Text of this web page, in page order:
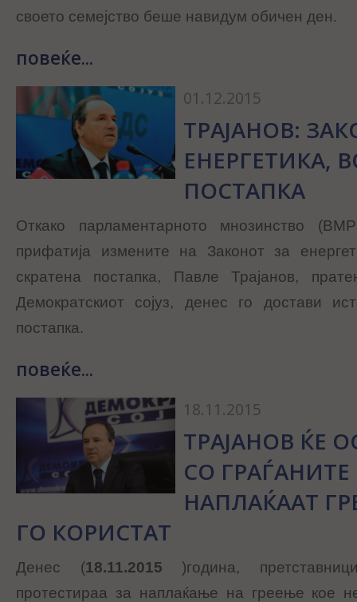
своето семејство беше навидум обичен ден.
повеќе...
01.12.2015
ТРАЈАНОВ:
ЕНЕРГЕТИКА,
ПОСТАПКА
Откако парламентарното мнозинство
прифатија измените на Законот за
скратена постапка, Павле Трајанов,
Демократскиот сојуз, денес го достави
постапка.
повеќе...
18.11.2015
ТРАЈАНОВ ЌЕ
СО
НАПЛАЌААТ
ГО КОРИСТАТ
Денес (18.11.2015 )година,
протестираа за наплаќање на греење кое